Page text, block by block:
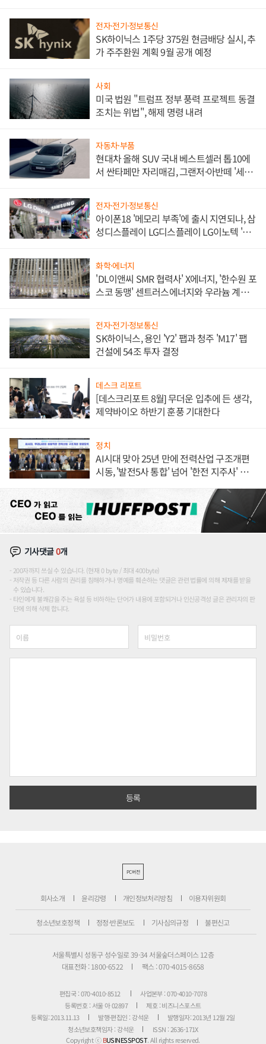
전자·전기·정보통신
SK하이닉스 1주당 375원 현금배당 실시, 추
가 주주환원 계획 9월 공개 예정
사회
미국 법원 "트럼프 정부 풍력 프로젝트 동결
조치는 위법", 해제 명령 내려
자동차·부품
현대차 올해 SUV 국내 베스트셀러 톱10에
서 싼타페만 자리매김, 그랜저·아반떼 '세단
전자·전기·정보통신
아이폰18 '메모리 부족'에 출시 지연되나, 삼
성디스플레이 LG디스플레이 LG이노텍 '탈
화학·에너지
'DL이앤씨 SMR 협력사' X에너지, '한수원 포
스코 동맹' 센트러스에너지와 우라늄 계약
전자·전기·정보통신
SK하이닉스, 용인 'Y2' 팹과 청주 'M17' 팹
건설에 54조 투자 결정
데스크 리포트
[데스크리포트 8월] 무더운 입추에 든 생각,
제약바이오 하반기 훈풍 기대한다
정치
AI시대 맞아 25년 만에 전력산업 구조개편
시동, '발전5사 통합' 넘어 '한전 지주사' 재편
기사댓글0개
200자까지 쓰실 수 있습니다. (현재 0 byte / 최대 400byte)
저작권 등 다른 사람의 권리를 침해하거나 명예를 훼손하는 댓글은 관련 법률에 의해 제재를 받을
수 있습니다.
타인에게 불쾌감을 주는 욕설 등 비하하는 단어가 내용에 포함되거나 인신공격성 글은 관리자의 판
단에 의해 삭제 합니다.
PC버전
회사소개 윤리강령 개인정보처리방침 이용자위원회
청소년보호정책 정정·반론보도 기사심의규정 불편신고
서울특별시 성동구 성수일로 39-34 서울숲더스페이스 12층
대표전화 : 1800-6522
팩스 : 070-4015-8658
편집국 : 070-4010-8512
사업본부 : 070-4010-7078
등록번호 : 서울 아 02897
제호 : 비즈니스포스트
등록일: 2013.11.13
발행·편집인 : 강석운
발행일자: 2013년 12월 2일
청소년보호책임자 : 강석운
ISSN : 2636-171X
Copyright ⓒBUSINESSPOST. All rights reserved.